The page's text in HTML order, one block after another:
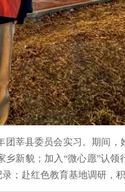
莘县委员会实习。期间
新貌；加入“微心愿”认领
；赴红色教育基地调研，积